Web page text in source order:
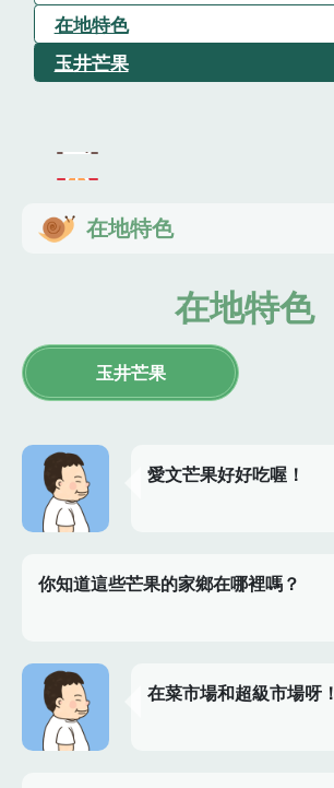
在地特色
玉井芒果
在地特色
在地特色
玉井芒果
愛文芒果好好吃喔！
你知道這些芒果的家鄉在哪裡嗎？
在菜市場和超級市場呀！